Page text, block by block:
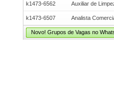
k1473-6562 Auxiliar de
k1473-6507 Analista
Novo! Grupos de Vagas no